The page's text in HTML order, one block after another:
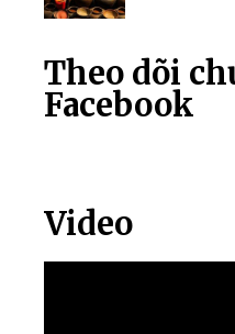
Theo dõi
Facebook
Video